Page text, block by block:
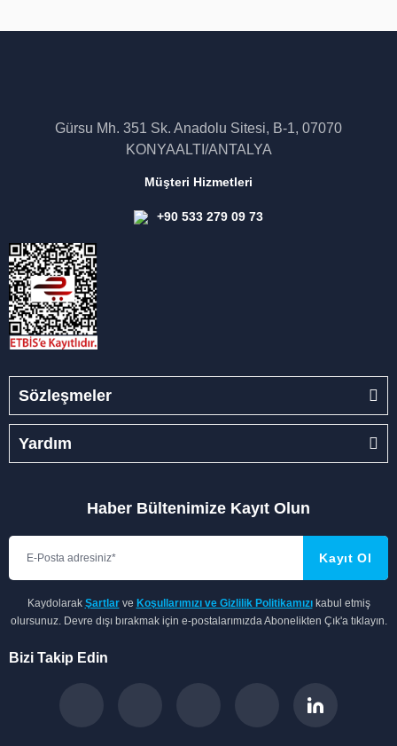
Gürsu Mh. 351 Sk. Anadolu Sitesi, B-1, 07070
KONYAALTI/ANTALYA
Müşteri Hizmetleri
+90 533 279 09 73
Sözleşmeler
Yardım
Haber Bültenimize Kayıt Olun
Kayıt Ol
Kaydolarak Şartlarve Koşullarımızı ve Gizlilik Politikamızıkabul etmiş
olursunuz. Devre dışı bırakmak için e-postalarımızda Abonelikten Çık'a tıklayın.
Bizi Takip Edin